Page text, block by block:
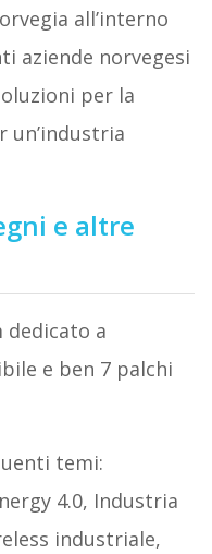
all’interno
aziende norvegesi
per la
un’industria
e altre
dedicato a
e ben 7 palchi
temi:
4.0, Industria
industriale,